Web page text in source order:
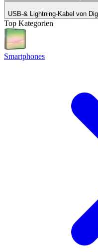
USB-& Lightning-Kabel von
Top Kategorien
Smartphones